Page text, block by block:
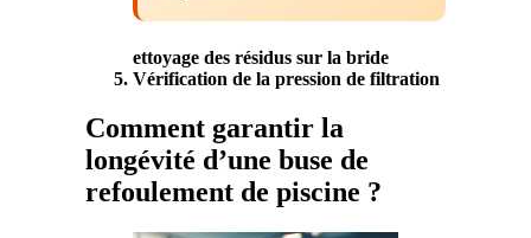
ettoyage des résidus sur la bride
Vérification de la pression de filtration
Comment garantir la
longévité d’une buse de
refoulement de piscine ?